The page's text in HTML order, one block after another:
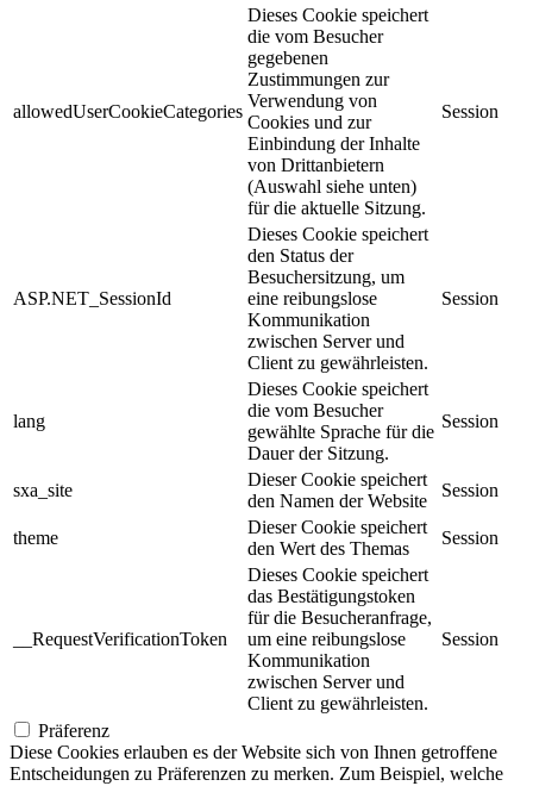
allowedUserCookieCategories
Dieses Cookie speichert
die vom Besucher
gegebenen
Zustimmungen zur
Verwendung von
Cookies und zur
Einbindung der Inhalte
von Drittanbietern
(Auswahl siehe unten)
für die aktuelle Sitzung.
Session
ASP.NET_SessionId
Dieses Cookie speichert
den Status der
Besuchersitzung, um
eine reibungslose
Kommunikation
zwischen Server und
Client zu gewährleisten.
Session
lang
Dieses Cookie speichert
die vom Besucher
gewählte Sprache für die
Dauer der Sitzung.
Session
sxa_site
Dieser Cookie speichert
den Namen der Website
Session
theme
Dieser Cookie speichert
den Wert des Themas
Session
__RequestVerificationToken
Dieses Cookie speichert
das Bestätigungstoken
für die Besucheranfrage,
um eine reibungslose
Kommunikation
zwischen Server und
Client zu gewährleisten.
Session
Präferenz
Diese Cookies erlauben es der Website sich von Ihnen getroffene
Entscheidungen zu Präferenzen zu merken. Zum Beispiel, welche